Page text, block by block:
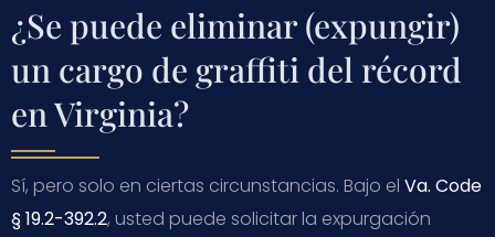
¿Se puede eliminar (expungir)
un cargo de graffiti del récord
en Virginia?
Sí, pero solo en ciertas circunstancias. Bajo el Va. Code
§ 19.2-392.2, usted puede solicitar la expurgación